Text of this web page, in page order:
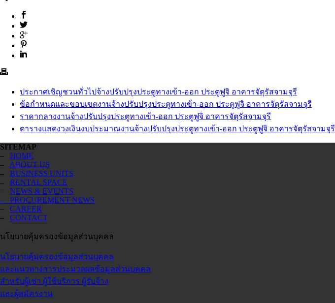
ประกาศเชิญชวนทั่วไปจ้างปรับปรุงประตูทางเข้า-ออก ประตูฟูจิ อาคารจัตุรัสจามจุรี
ข้อกำหนดและขอบเขตงานจ้างปรับปรุงประตูทางเข้า-ออก ประตูฟูจิ อาคารจัตุรัสจามจุรี
ราคากลางงานจ้างปรับปรุงประตูทางเข้า-ออก ประตูฟูจิ อาคารจัตุรัสจามจุรี
ตารางแสดงวงเงินงบประมาณงานจ้างปรับปรุงประตูทางเข้า-ออก ประตูฟูจิ อาคารจัตุรัสจามจุรี
SITEMAP
– HOME
– ABOUT US
– BUSINESS UNITS
– RENTAL SPACE
– NEWS & EVENTS
– PROCUREMENT NEWS
– CAREER
– CONTACT
นโยบายคุ้มครองข้อมูลส่วนบุคคล
นโยบายคุ้มครองข้อมูลส่วนบุคคล
และแนวทางการประมวลผลข้อมูลส่วนบุคคล
สำหรับผู้เช่า ผู้ใช้บริการ ผู้รับจ้าง
และผู้สมัครงาน